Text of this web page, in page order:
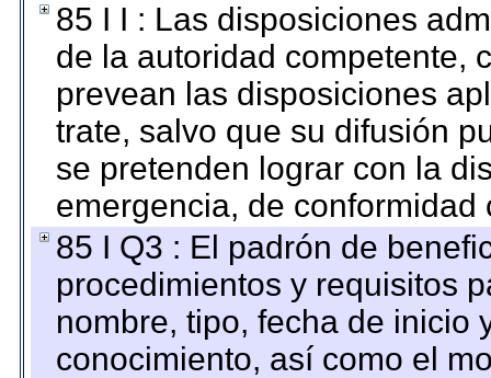
85 I I : Las disposiciones
de la autoridad competente,
prevean las disposiciones
trate, salvo que su difusión
se pretenden lograr con la
emergencia, de
85 I Q3 : El padrón de
procedimientos y requisitos
nombre, tipo, fecha de inicio
conocimiento, así como el